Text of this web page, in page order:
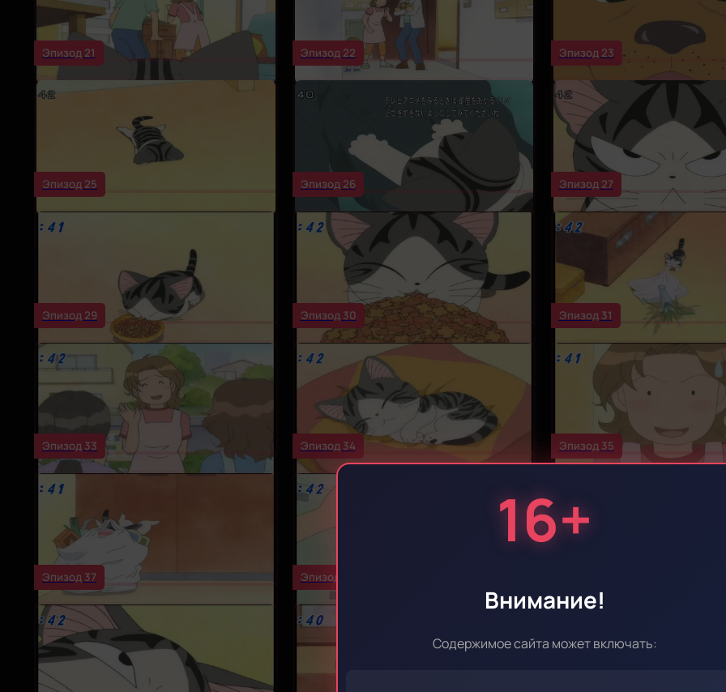
16+
Внимание!
Содержимое сайта может включать:
Эпизод 21 Эпизод 22 Эпизод 23
Эпизод 25 Эпизод 26 Эпизод 27
Эпизод 29 Эпизод 30 Эпизод 31
Эпизод 33 Эпизод 34 Эпизод 35
Эпизод 37 Эпизод 38